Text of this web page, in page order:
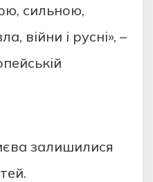
сильною,
війни і русні», –
залишилися